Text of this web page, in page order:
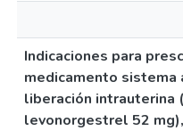
Indicaciones para
medicamento sistema
liberación intrauterina
levonorgestrel 52